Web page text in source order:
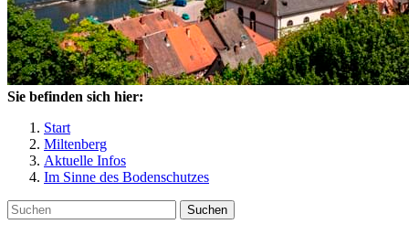
Sie befinden sich hier:
Start
Miltenberg
Aktuelle Infos
Im Sinne des Bodenschutzes
Suchen